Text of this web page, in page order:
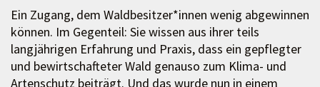
Ein Zugang, dem Waldbesitzer*innen wenig abgewinnen
können. Im Gegenteil: Sie wissen aus ihrer teils
langjährigen Erfahrung und Praxis, dass ein gepflegter
und bewirtschafteter Wald genauso zum Klima- und
Artenschutz beiträgt. Und das wurde nun in einem